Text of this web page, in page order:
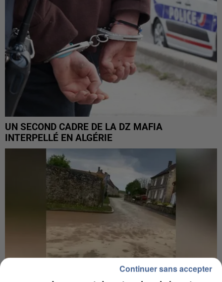
UN SECOND CADRE DE LA DZ MAFIA
INTERPELLÉ EN ALGÉRIE
Continuer sans accepter